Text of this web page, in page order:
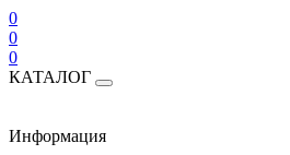
0
0
0
КАТАЛОГ
Информация